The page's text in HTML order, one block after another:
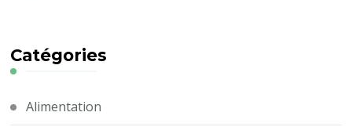
Catégories
Alimentation